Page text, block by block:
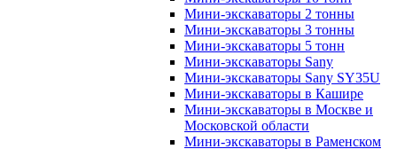
Мини-экскаваторы 2 тонны
Мини-экскаваторы 3 тонны
Мини-экскаваторы 5 тонн
Мини-экскаваторы Sany
Мини-экскаваторы Sany SY35U
Мини-экскаваторы в Кашире
Мини-экскаваторы в Москве и
Московской области
Мини-экскаваторы в Раменском